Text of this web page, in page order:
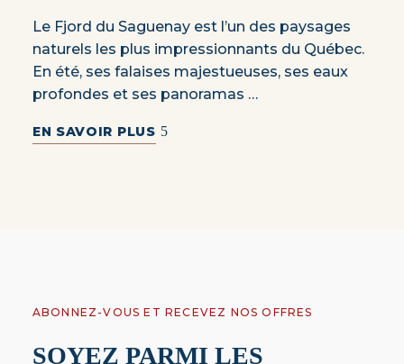
Le Fjord du Saguenay est l’un des paysages
naturels les plus impressionnants du Québec.
En été, ses falaises majestueuses, ses eaux
profondes et ses panoramas …
EN SAVOIR PLUS
ABONNEZ-VOUS ET RECEVEZ NOS OFFRES
SOYEZ PARMI LES